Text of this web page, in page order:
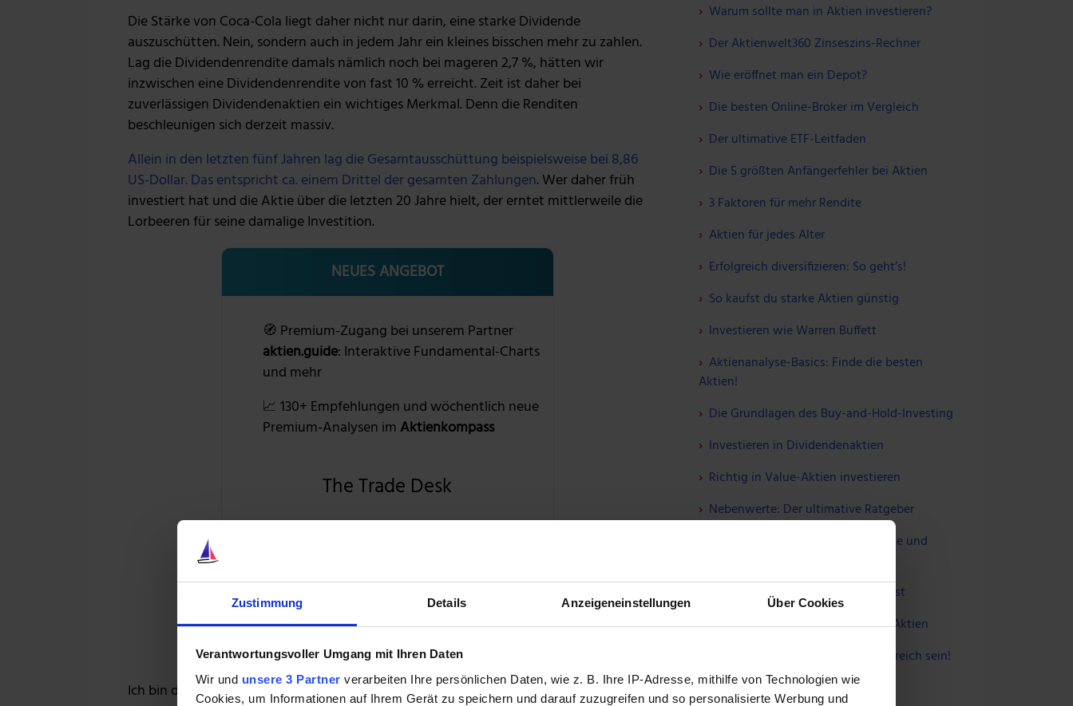
Zustimmung Details Anzeigeneinstellungen Über Cookies
Verantwortungsvoller Umgang mit Ihren Daten
Wir und unsere 3 Partner verarbeiten Ihre persönlichen Daten, wie z. B. Ihre IP-Adresse, mithilfe von Technologien wie
Cookies, um Informationen auf Ihrem Gerät zu speichern und darauf zuzugreifen und so personalisierte Werbung und
Die Stärke von Coca-Cola liegt daher nicht nur darin, eine starke Dividende
auszuschütten. Nein, sondern auch in jedem Jahr ein kleines bisschen mehr zu zahlen.
Lag die Dividendenrendite damals nämlich noch bei mageren 2,7 %, hätten wir
inzwischen eine Dividendenrendite von fast 10 % erreicht. Zeit ist daher bei
zuverlässigen Dividendenaktien ein wichtiges Merkmal. Denn die Renditen
beschleunigen sich derzeit massiv.
Allein in den letzten fünf Jahren lag die Gesamtausschüttung beispielsweise bei 8,86
US-Dollar. Das entspricht ca. einem Drittel der gesamten Zahlungen. Wer daher früh
investiert hat und die Aktie über die letzten 20 Jahre hielt, der erntet mittlerweile die
Lorbeeren für seine damalige Investition.
NEUES ANGEBOT
🧭 Premium-Zugang bei unserem Partner
aktien.guide: Interaktive Fundamental-Charts
und mehr
📈 130+ Empfehlungen und wöchentlich neue
Premium-Analysen im Aktienkompass
The Trade Desk
+279,20%
39 % RABATT: BUNDLE ENTDECKEN »
Ich bin der Meinung: Dieses Erfolgsrezept von Coca-Cola lässt sich auch weiter in die
Warum sollte man in Aktien investieren?
Der Aktienwelt360 Zinseszins-Rechner
Wie eröffnet man ein Depot?
Die besten Online-Broker im Vergleich
Der ultimative ETF-Leitfaden
Die 5 größten Anfängerfehler bei Aktien
3 Faktoren für mehr Rendite
Aktien für jedes Alter
Erfolgreich diversifizieren: So geht’s!
So kaufst du starke Aktien günstig
Investieren wie Warren Buffett
Aktienanalyse-Basics: Finde die besten
Aktien!
Die Grundlagen des Buy-and-Hold-Investing
Investieren in Dividendenaktien
Richtig in Value-Aktien investieren
Nebenwerte: Der ultimative Ratgeber
Wachstumsaktien: 1.000 % Rendite und
Wie du Tenbagger-Aktien aufspürst
So machst du Gewinne mit Tech-Aktien
Fintech-Aktien: So wirst du erfolgreich sein!